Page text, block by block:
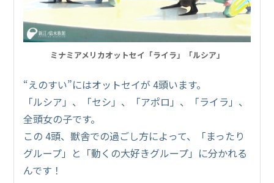
ミナミアメリカオットセイ「ライラ」「ルシア」
“えのすい”にはオットセイが 4頭います。
「ルシア」、「セシ」、「アポロ」、「ライラ」、
全頭女の子です。
この 4頭、獣舎での過ごし方によって、「まったり
グループ」と「動くの大好きグループ」に分かれる
んです！